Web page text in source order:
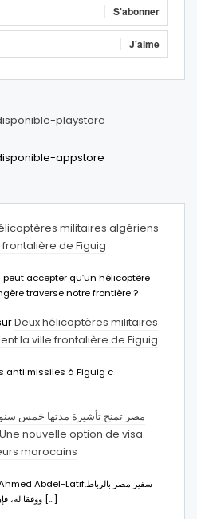
S'abonner
J'aime
militaires algériens
de Figuig
accepter qu’un hélicoptère
traverse notre frontière ?
Deux hélicoptères militaires
la ville frontalière de Figuig
anti missiles à Figuig c
مصر تمنح تأشيرة مدتها خمس
nouvelle option de visa
marocains
ووفقا له، فإن هذا الإجراء يهدف إلى […]